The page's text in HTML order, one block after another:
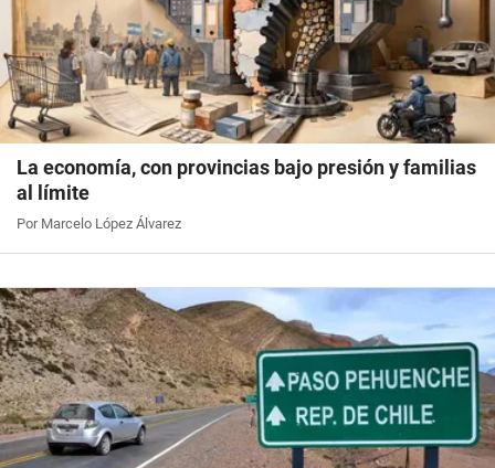
La economía, con provincias bajo presión y familias
al límite
Por Marcelo López Álvarez